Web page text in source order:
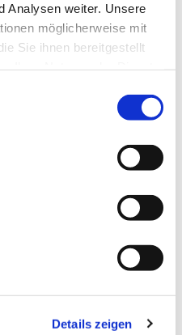
Analysen weiter. Unsere
möglicherweise mit
Sie ihnen bereitgestellt
Details zeigen
Sie auch